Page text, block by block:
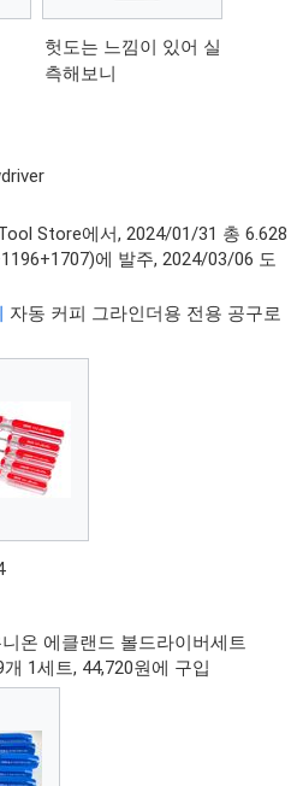
헛도는 느낌이 있어 실
측해보니
Store에서, 2024/01/31 총 6.628
에 발주, 2024/03/06 도
자동 커피 그라인더용 전용 공구로
온 에클랜드 볼드라이버세트
1세트, 44,720원에 구입